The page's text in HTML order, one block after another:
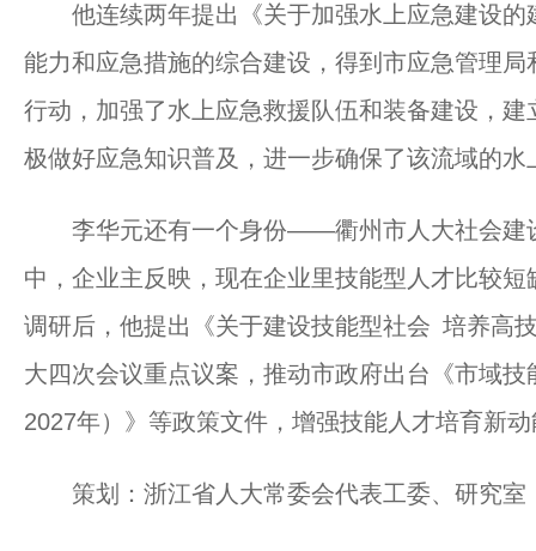
他连续两年提出《关于加强水上应急建设的
能力和应急措施的综合建设，得到市应急管理
行动，加强了水上应急救援队伍和装备建设，
极做好应急知识普及，进一步确保了该流域的水
李华元还有一个身份——衢州市人大社会建
中，企业主反映，现在企业里技能型人才比较
调研后，他提出《关于建设技能型社会 培养高
大四次会议重点议案，推动市政府出台《市域
2027年）》等政策文件，增强技能人才培育新
策划：浙江省人大常委会代表工委、研究室